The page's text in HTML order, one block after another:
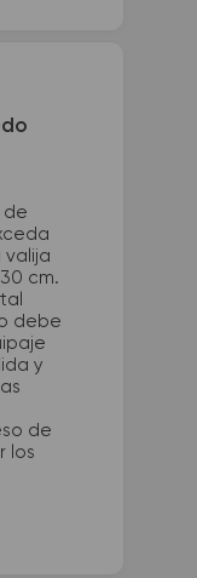
de
valija
cm.
debe
y
de
los